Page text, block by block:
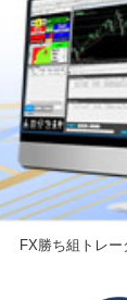
FX勝ち組トレ